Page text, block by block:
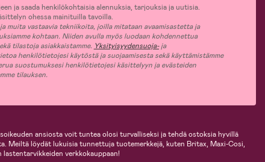
ja saada henkilökohtaisia alennuksia, tarjouksia ja uutisia.
ohessa mainituilla tavoilla.
muita vastaavia tekniikoita, joilla mitataan avaamisastetta ja
kohtaan. Niiden avulla myös luodaan kohdennettua
tilastoja asiakkaistamme. Yksityisyydensuoja-ja
henkilötietojesi käytöstä ja suojaamisesta sekä käyttämistämme
suostumuksesi henkilötietojesi käsittelyyn ja evästeiden
tilauksen.
ansiosta voit tuntea olosi turvalliseksi ja tehdä ostoksia hyvillä
Meiltä löydät lukuisia tunnettuja tuotemerkkejä, kuten Britax, Maxi-Cosi,
verkkokauppaan!